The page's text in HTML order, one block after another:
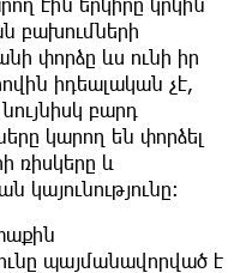
բախումների
փորձը ևս ունի իր
իդեալական չէ,
բարդ
կարող են փորձել
ռիսկերը և
կայունությունը։
պայմանավորված է